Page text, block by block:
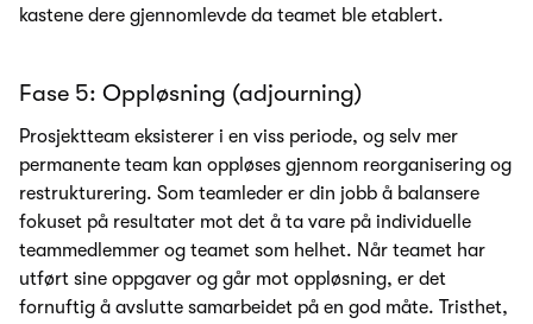
kastene dere gjennomlevde da teamet ble etablert.
Fase 5: Oppløsning (adjourning)
Prosjektteam eksisterer i en viss periode, og selv mer
permanente team kan oppløses gjennom reorganisering og
restrukturering. Som teamleder er din jobb å balansere
fokuset på resultater mot det å ta vare på individuelle
teammedlemmer og teamet som helhet. Når teamet har
utført sine oppgaver og går mot oppløsning, er det
fornuftig å avslutte samarbeidet på en god måte. Tristhet,